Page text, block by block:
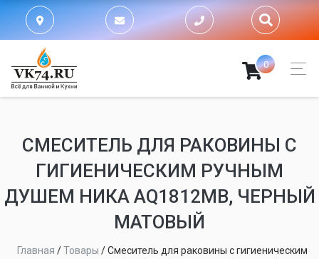
0
СМЕСИТЕЛЬ ДЛЯ РАКОВИНЫ С
ГИГИЕНИЧЕСКИМ РУЧНЫМ
ДУШЕМ НИКА AQ1812MB, ЧЕРНЫЙ
МАТОВЫЙ
Главная /Товары /Смеситель для раковины с гигиеническим